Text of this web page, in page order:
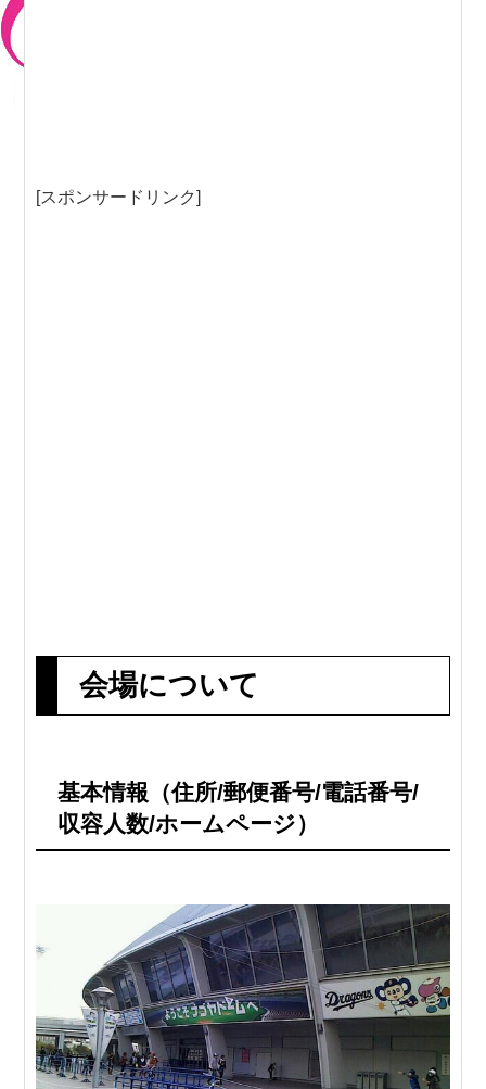
[スポンサードリンク]
会場について
基本情報（住所/郵便番号/電話番号/
収容人数/ホームページ）